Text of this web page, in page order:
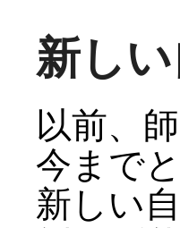
新し
以前、
今まで
新しい